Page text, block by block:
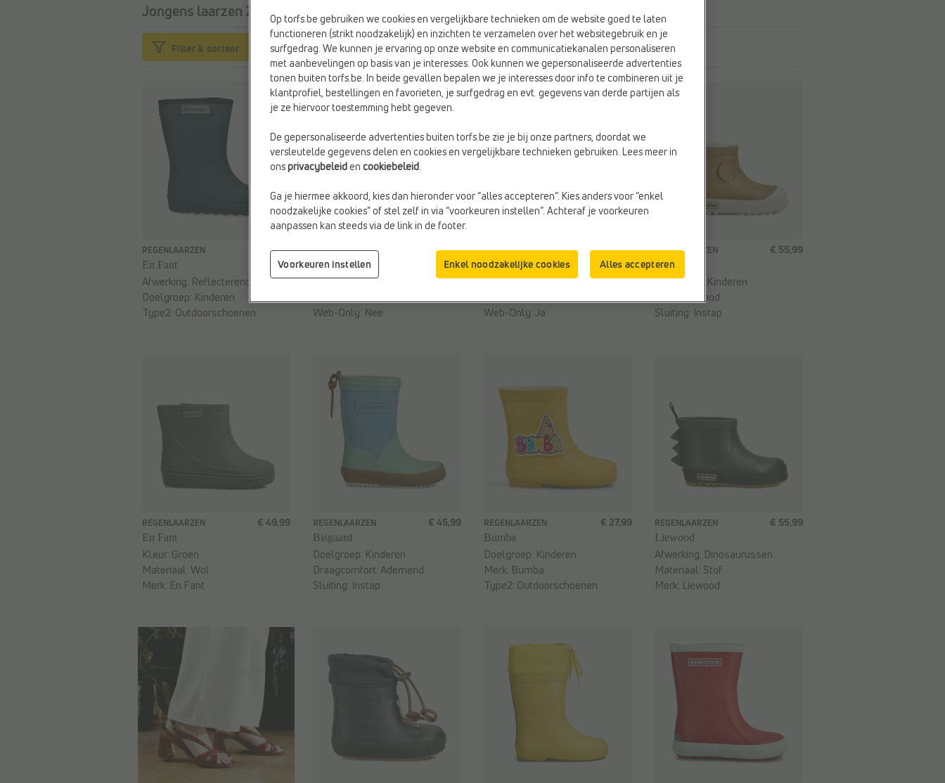
Jongens laarzen 29 58 items
Filter & sorteer
REGENLAARZEN
En Fant
€ 45,95
Afwerking: Reflecterend
Doelgroep: Kinderen
Type2: Outdoorschoenen
REGENLAARZEN
Dazzle
€ 25,95
Materiaal:Stof
Web-Only: Nee
REGENLAARZEN
Bisgaard
€ 49,99
Doelgroep:Kinderen
Web-Only:Ja
REGENLAARZEN
Liewood
€ 55,99
Doelgroep: Kinderen
Liewood
Sluiting: Instap
REGENLAARZEN
En Fant
€ 49,99
Kleur: Groen
Materiaal:Wol
Merk: En Fant
REGENLAARZEN
Bisgaard
€ 45,99
Doelgroep: Kinderen
Draagcomfort:Ademend
Sluiting: Instap
REGENLAARZEN
Bumba
€ 27,99
Doelgroep: Kinderen
Merk: Bumba
Type2: Outdoorschoenen
REGENLAARZEN
Liewood
€ 55,99
Afwerking: Dinosaurussen
Materiaal: Stof
Merk: Liewood
Op torfs.be gebruiken we cookies en vergelijkbare technieken om de website goed te laten
functioneren (strikt noodzakelijk) en inzichten te verzamelen over het websitegebruik en je
surfgedrag. We kunnen je ervaring op onze website en communicatiekanalen personaliseren
met aanbevelingen op basis van je interesses. Ook kunnen we gepersonaliseerde advertenties
tonen buiten torfs.be. In beide gevallen bepalen we je interesses door info te combineren uit je
klantprofiel, bestellingen en favorieten, je surfgedrag en evt. gegevens van derde partijen als
je ze hiervoor toestemming hebt gegeven.
De gepersonaliseerde advertenties buiten torfs.be zie je bij onze partners, doordat we
versleutelde gegevens delen en cookies en vergelijkbare technieken gebruiken. Lees meer in
onsprivacybeleiden cookiebeleid.
Ga je hiermee akkoord, kies dan hieronder voor “alles accepteren”. Kies anders voor “enkel
noodzakelijke cookies” of stel zelf in via “voorkeuren instellen”. Achteraf je voorkeuren
aanpassen kan steeds via de link in de footer.
Voorkeuren instellen Enkel noodzakelijke cookies Alles accepteren